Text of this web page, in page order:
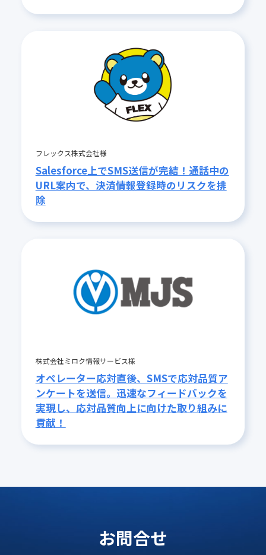
フレックス株式会社様
Salesforce上でSMS送信が完結！通話中の
URL案内で、決済情報登録時のリスクを排
除
株式会社ミロク情報サービス様
オペレーター応対直後、SMSで応対品質ア
ンケートを送信。迅速なフィードバックを
実現し、応対品質向上に向けた取り組みに
貢献！
お問合せ